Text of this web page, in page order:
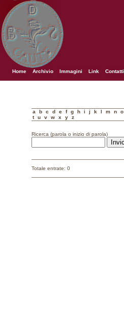
Home Archivio Immagini Link Contatti
a b c d e f g h i j k l m n o
t
u v w x y z
Ricerca (parola o inizio di parola)
Totale entrate: 0